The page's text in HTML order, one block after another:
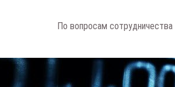
По вопросам